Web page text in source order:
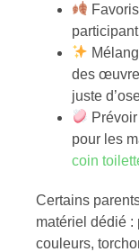
des
juste
pour les
coin
Certains
matériel dédié :
couleurs,